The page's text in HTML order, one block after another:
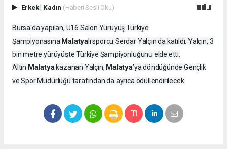
Erkek| Kadın (Haberi Sesli Oku)
Bursa'da yapılan, U16 Salon Yürüyüş Türkiye
Şampiyonasına Malatyalı sporcu Serdar Yalçın da katıldı. Yalçın, 3
bin metre yürüyüşte Türkiye Şampiyonluğunu elde etti.
Altın Malatyakazanan Yalçın, Malatya’ya döndüğünde Gençlik
ve Spor Müdürlüğü tarafından da ayrıca ödüllendirilecek.